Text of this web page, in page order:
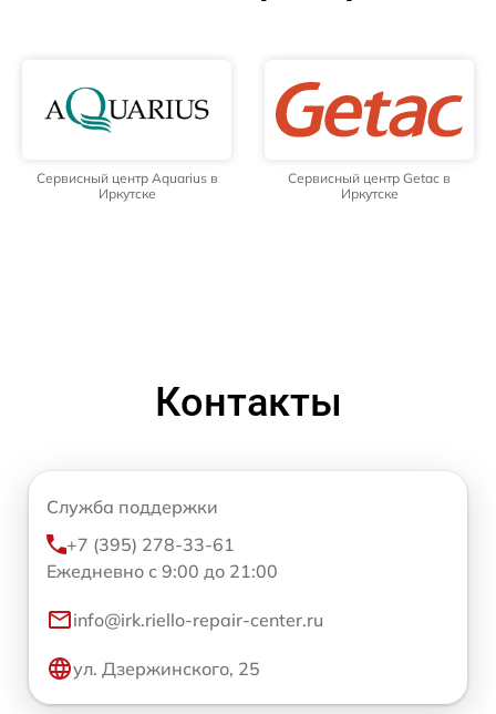
Сервисный центр Aquarius в
Иркутске
Сервисный центр Getac в
Иркутске
Контакты
Служба поддержки
+7 (395) 278-33-61
Ежедневно с 9:00 до 21:00
info@irk.riello-repair-center.ru
ул. Дзержинского, 25